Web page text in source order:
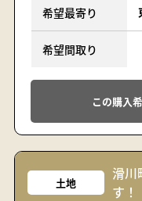
希望最寄り
希望間取り
この購入
土地
滑川
す！